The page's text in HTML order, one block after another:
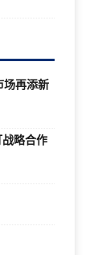
场再添新
略合作